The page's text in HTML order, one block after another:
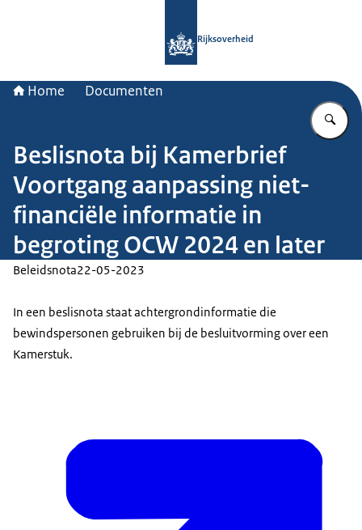
Rijksoverheid
Home Documenten
Beslisnota bij Kamerbrief
Voortgang aanpassing niet-
financiële informatie in
begroting OCW 2024 en later
Beleidsnota22-05-2023
In een beslisnota staat achtergrondinformatie die
bewindspersonen gebruiken bij de besluitvorming over een
Kamerstuk.